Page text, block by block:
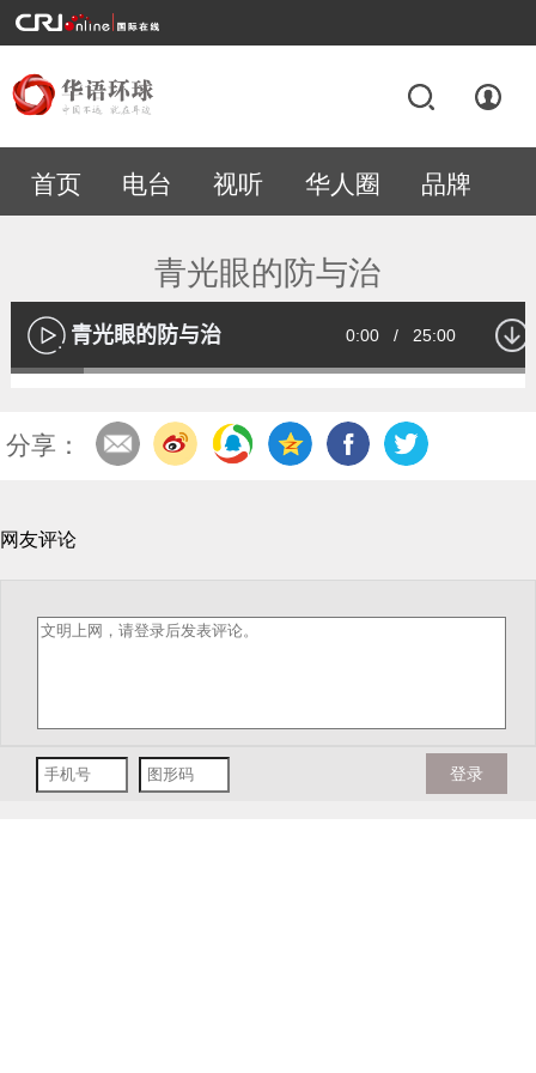
首页 电台 视听 华人圈 品牌
青光眼的防与治
播
放
青光眼的防与治 Current
0:00 / Duration
25:00
Loaded:
分享：
网友评论
登录